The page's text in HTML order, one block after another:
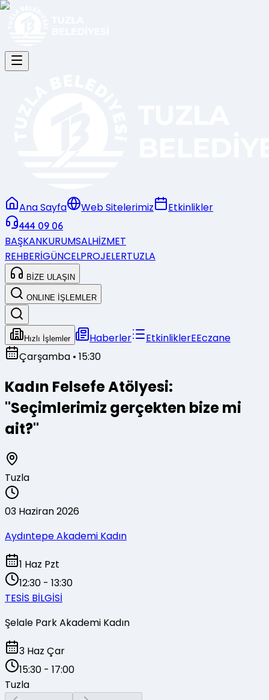
Ana Sayfa Web Sitelerimiz Etkinlikler
444 09 06
BAŞKANKURUMSALHİZMET
REHBERİGÜNCELPROJELERTUZLA
BİZE ULAŞIN
ONLINE İŞLEMLER
Hızlı İşlemler Haberler EtkinliklerEEczane
Çarşamba • 15:30
Kadın Felsefe Atölyesi:
"Seçimlerimiz gerçekten bize mi
ait?"
Tuzla
03 Haziran 2026
Aydıntepe Akademi Kadın
1 Haz Pzt
12:30 - 13:30
TESİS BİLGİSİ
Şelale Park Akademi Kadın
3 Haz Çar
15:30 - 17:00
Tuzla